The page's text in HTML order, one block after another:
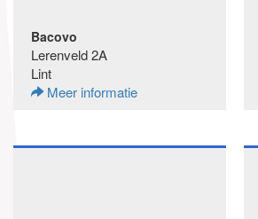
Bacovo
Lerenveld 2A
Lint
Meer informatie